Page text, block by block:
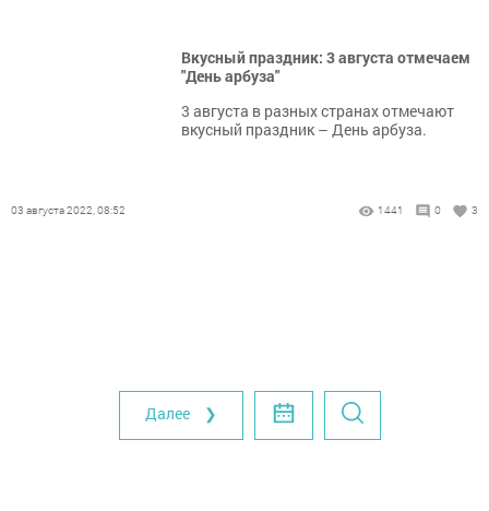
Вкусный праздник: 3 августа отмечаем
"День арбуза"
3 августа в разных странах отмечают
вкусный праздник – День арбуза.
03 августа 2022, 08:52 1441 0 3
Далее ❯